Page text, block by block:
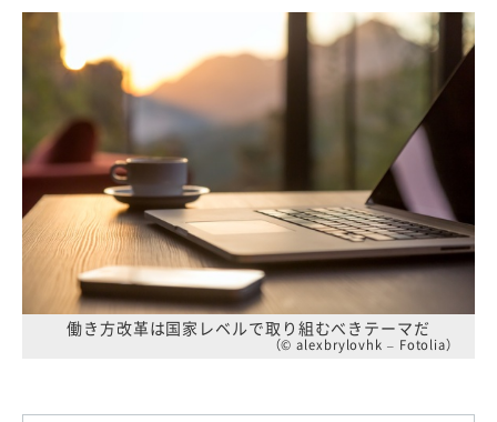
働き方改革は国家レベルで取り組むべきテーマだ
（© alexbrylovhk – Fotolia）